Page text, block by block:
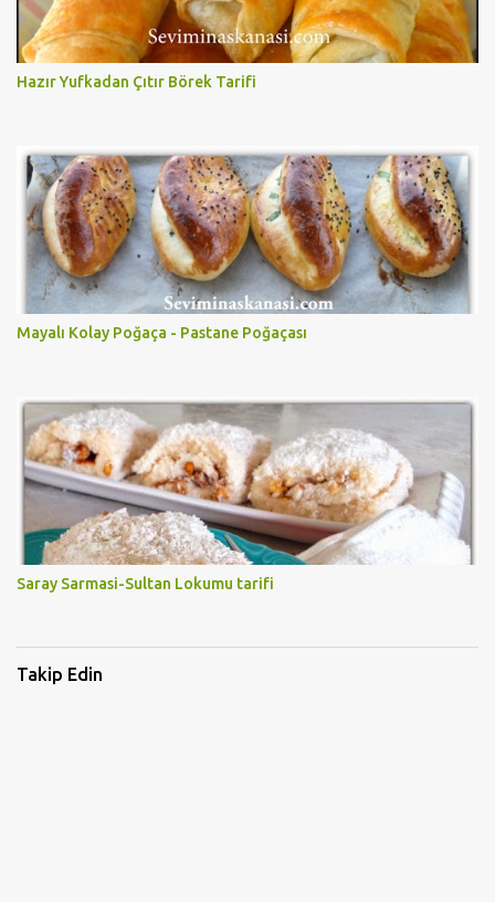
Hazır Yufkadan Çıtır Börek Tarifi
Mayalı Kolay Poğaça - Pastane Poğaçası
Saray Sarmasi-Sultan Lokumu tarifi
Takip Edin